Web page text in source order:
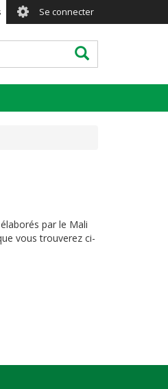
User
account
menu
Se connecter
Rechercher
par le Mali
vous trouverez ci-